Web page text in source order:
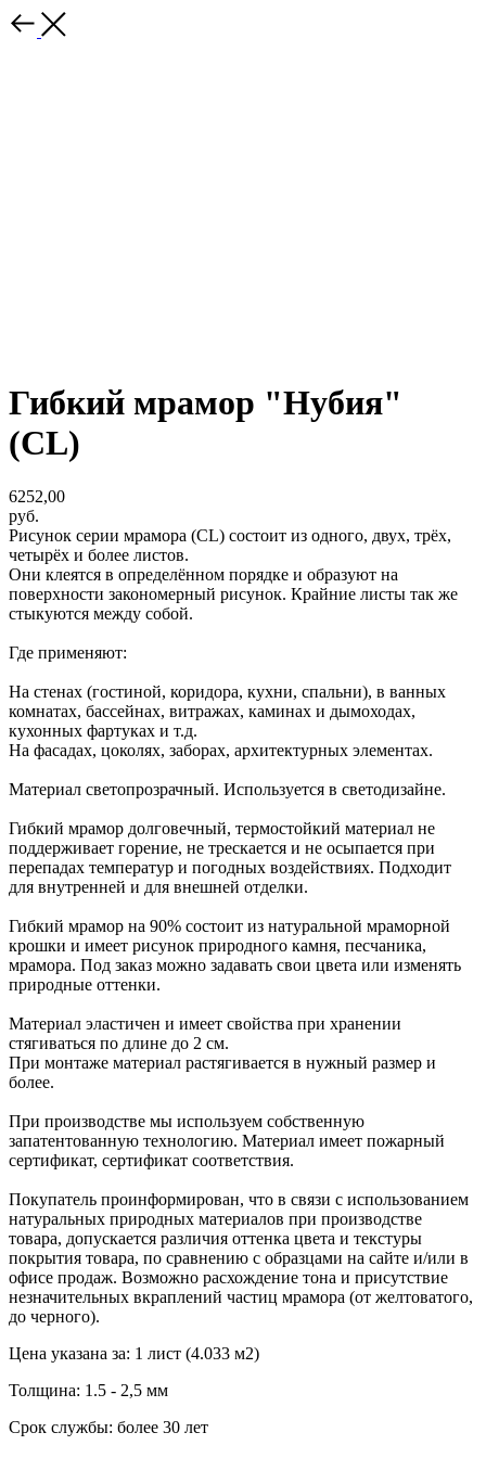
Гибкий мрамор "Нубия"
(CL)
6252,00
руб.
Рисунок серии мрамора (CL) состоит из одного, двух, трёх,
четырёх и более листов.
Они клеятся в определённом порядке и образуют на
поверхности закономерный рисунок. Крайние листы так же
стыкуются между собой.
Где применяют:
На стенах (гостиной, коридора, кухни, спальни), в ванных
комнатах, бассейнах, витражах, каминах и дымоходах,
кухонных фартуках и т.д.
На фасадах, цоколях, заборах, архитектурных элементах.
Материал светопрозрачный. Используется в светодизайне.
Гибкий мрамор долговечный, термостойкий материал не
поддерживает горение, не трескается и не осыпается при
перепадах температур и погодных воздействиях. Подходит
для внутренней и для внешней отделки.
Гибкий мрамор на 90% состоит из натуральной мраморной
крошки и имеет рисунок природного камня, песчаника,
мрамора. Под заказ можно задавать свои цвета или изменять
природные оттенки.
Материал эластичен и имеет свойства при хранении
стягиваться по длине до 2 см.
При монтаже материал растягивается в нужный размер и
более.
При производстве мы используем собственную
запатентованную технологию. Материал имеет пожарный
сертификат, сертификат соответствия.
Покупатель проинформирован, что в связи с использованием
натуральных природных материалов при производстве
товара, допускается различия оттенка цвета и текстуры
покрытия товара, по сравнению с образцами на сайте и/или в
офисе продаж. Возможно расхождение тона и присутствие
незначительных вкраплений частиц мрамора (от желтоватого,
до черного).
Цена указана за: 1 лист (4.033 м2)
Толщина: 1.5 - 2,5 мм
Срок службы: более 30 лет